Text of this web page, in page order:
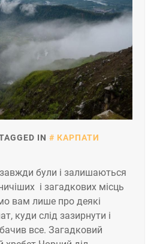
IN КАРПАТИ
були і залишаються
і загадкових місць
вам лише про деякі
куди слід зазирнути і
все. Загадковий